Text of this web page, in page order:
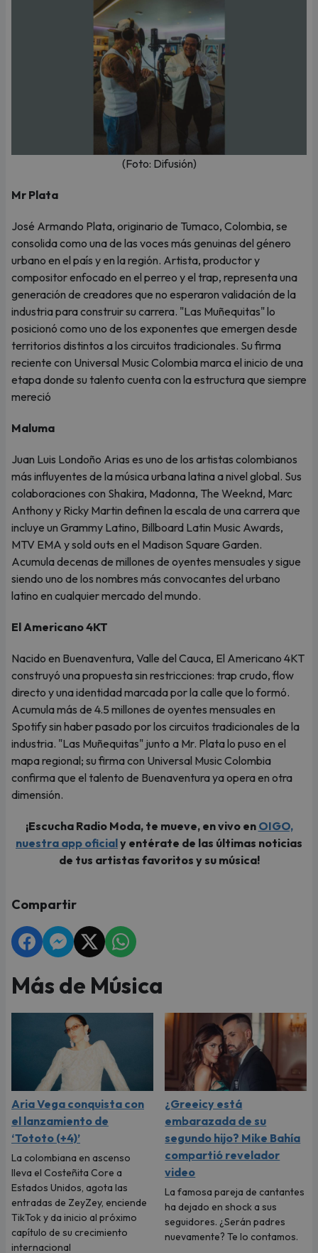
(Foto: Difusión)
Mr Plata
José Armando Plata, originario de Tumaco, Colombia, se
consolida como una de las voces más genuinas del género
urbano en el país y en la región. Artista, productor y
compositor enfocado en el perreo y el trap, representa una
generación de creadores que no esperaron validación de la
industria para construir su carrera. "Las Muñequitas" lo
posicionó como uno de los exponentes que emergen desde
territorios distintos a los circuitos tradicionales. Su firma
reciente con Universal Music Colombia marca el inicio de una
etapa donde su talento cuenta con la estructura que siempre
mereció
Maluma
Juan Luis Londoño Arias es uno de los artistas colombianos
más influyentes de la música urbana latina a nivel global. Sus
colaboraciones con Shakira, Madonna, The Weeknd, Marc
Anthony y Ricky Martin definen la escala de una carrera que
incluye un Grammy Latino, Billboard Latin Music Awards,
MTV EMA y sold outs en el Madison Square Garden.
Acumula decenas de millones de oyentes mensuales y sigue
siendo uno de los nombres más convocantes del urbano
latino en cualquier mercado del mundo.
El Americano 4KT
Nacido en Buenaventura, Valle del Cauca, El Americano 4KT
construyó una propuesta sin restricciones: trap crudo, flow
directo y una identidad marcada por la calle que lo formó.
Acumula más de 4.5 millones de oyentes mensuales en
Spotify sin haber pasado por los circuitos tradicionales de la
industria. "Las Muñequitas" junto a Mr. Plata lo puso en el
mapa regional; su firma con Universal Music Colombia
confirma que el talento de Buenaventura ya opera en otra
dimensión.
¡Escucha Radio Moda, te mueve, en vivo en OIGO,
nuestra app oficialy entérate de las últimas noticias
de tus artistas favoritos y su música!
Compartir
Más de Música
Aria Vega conquista con
el lanzamiento de
‘Tototo (+4)’
La colombiana en ascenso
lleva el Costeñita Core a
Estados Unidos, agota las
entradas de ZeyZey, enciende
TikTok y da inicio al próximo
capítulo de su crecimiento
internacional
¿Greeicy está
embarazada de su
segundo hijo? Mike Bahía
compartió revelador
video
La famosa pareja de cantantes
ha dejado en shock a sus
seguidores. ¿Serán padres
nuevamente? Te lo contamos.